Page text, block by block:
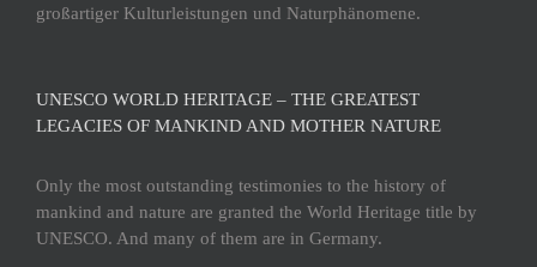
großartiger Kulturleistungen und Naturphänomene.
UNESCO WORLD HERITAGE – THE GREATEST
LEGACIES OF MANKIND AND MOTHER NATURE
Only the most outstanding testimonies to the history of
mankind and nature are granted the World Heritage title by
UNESCO. And many of them are in Germany.